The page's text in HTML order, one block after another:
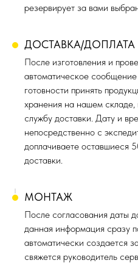
резервирует за вами
ДОСТАВКА/ДОПЛАТА
После изготовления и
автоматическое
готовности принять
хранения на нашем
службу доставки. Дату и
непосредственно с
доплачиваете оставшиеся
доставки.
МОНТАЖ
После согласования даты
данная информация сразу
автоматически создается
свяжется руководитель